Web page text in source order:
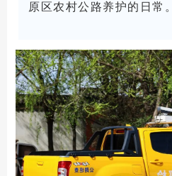
原区农村公路养护的日常。